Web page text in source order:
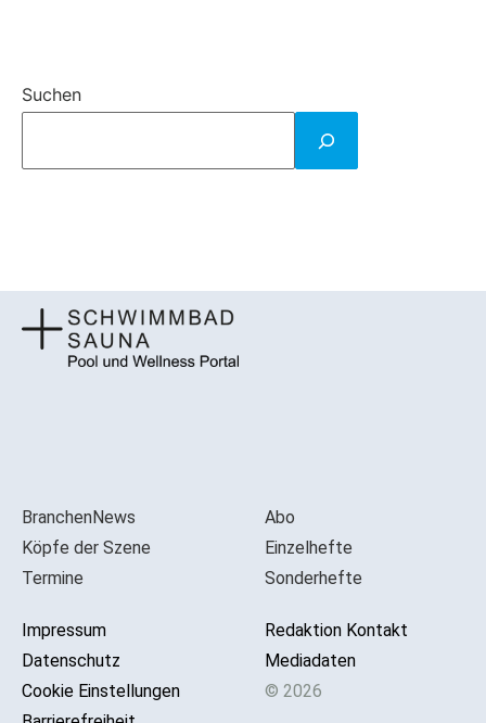
Suchen
BranchenNews
Köpfe der Szene
Termine
Impressum
Datenschutz
Cookie Einstellungen
Abo
Einzelhefte
Sonderhefte
Redaktion Kontakt
Mediadaten
© 2026